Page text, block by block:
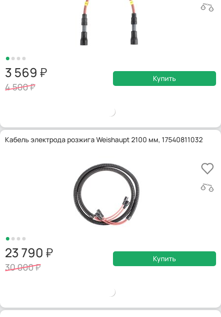
3 569
4 500
Купить
Кабель электрода розжига Weishaupt 2100 мм, 17540811032
23 790
30 000
Купить